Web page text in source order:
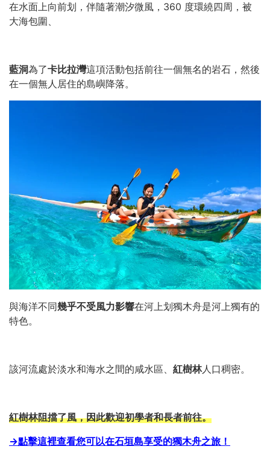
在水面上向前划，伴隨著潮汐微風，360 度環繞四周，被
大海包圍、
藍洞為了卡比拉灣這項活動包括前往一個無名的岩石，然後
在一個無人居住的島嶼降落。
與海洋不同幾乎不受風力影響在河上划獨木舟是河上獨有的
特色。
該河流處於淡水和海水之間的咸水區、 紅樹林人口稠密。
紅樹林阻擋了風，因此歡迎初學者和長者前往。
→點擊這裡查看您可以在石垣島享受的獨木舟之旅！